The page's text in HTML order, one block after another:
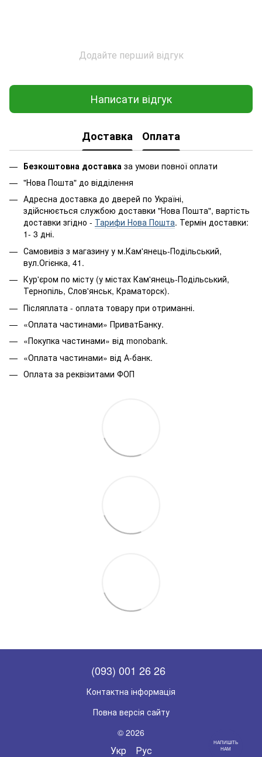
Додайте перший відгук
Написати відгук
Доставка Оплата
Безкоштовна доставка за умови повної оплати
"Нова Пошта" до відділення
Адресна доставка до дверей по Україні,
здійснюється службою доставки "Нова Пошта", вартість
доставки згідно - Тарифи Нова Пошта. Термін доставки:
1- 3 дні.
Самовивіз з магазину у м.Кам'янець-Подільський,
вул.Огієнка, 41.
Кур'єром по місту (у містах Кам'янець-Подільський,
Тернопіль, Слов'янськ, Краматорск).
Післяплата - оплата товару при отриманні.
«Оплата частинами» ПриватБанку.
«Покупка частинами» від monobank.
«Оплата частинами» від А-банк.
Оплата за реквізитами ФОП
(093) 001 26 26
Контактна інформація
Повна версія сайту
© 2026
Укр Рус
НАПИШІТЬ
НАМ